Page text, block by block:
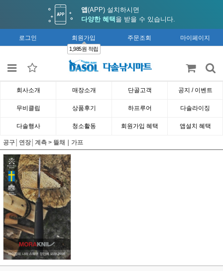
앱(APP) 설치하시면
다양한 혜택 을 받을 수 있습니다.
로그인 회원가입
1,985원 적립
주문조회 마이페이지
회사소개 매장소개 단골고객 공지 / 이벤트
무비클립 상품후기 하프루어 다솔라이징
다솔행사 청소활동 회원가입 혜택 앱설치 혜택
공구│연장│계측 > 뜰채｜가프